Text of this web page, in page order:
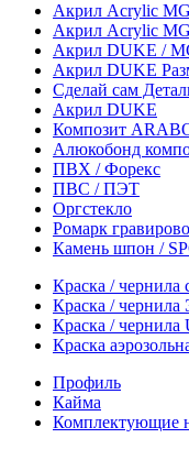
Акрил Acrylic
Акрил Acrylic
Акрил DUKE /
Акрил DUKE
Сделай сам
Акрил DUKE
Композит
Алюкобонд
ПВХ / Форекс
ПВС / ПЭТ
Оргстекло
Ромарк
Камень шпон /
Краска / чернила
Краска /
Краска / чернила
Краска
Профиль
Кайма
Комплектующие